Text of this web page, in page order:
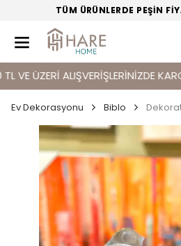
TÜM ÜRÜNLERDE PEŞİN
ALIŞVERİŞLERİNİZDE KARGO
Ev Dekorasyonu Biblo